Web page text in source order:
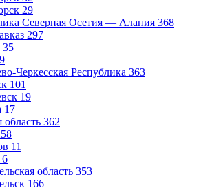
29
Северная Осетия — Алания 368
297
35
9
Черкесская Республика 363
101
19
17
область 362
11
6
область 353
166